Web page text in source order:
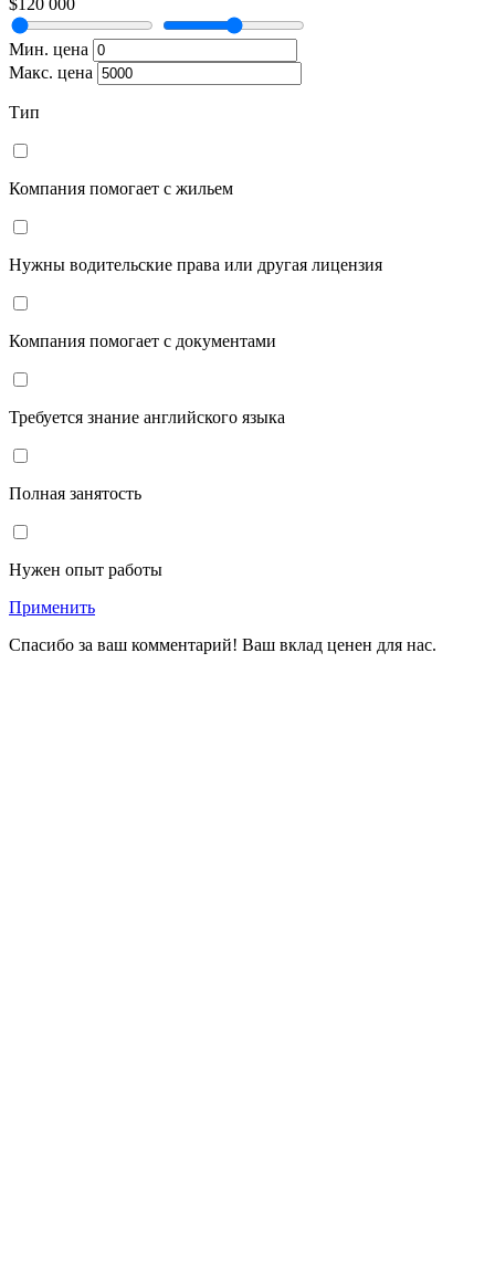
$120 000
Мин. цена
Макс. цена
Тип
Компания помогает с жильем
Нужны водительские права или другая лицензия
Компания помогает с документами
Требуется знание английского языка
Полная занятость
Нужен опыт работы
Применить
Спасибо за ваш комментарий! Ваш вклад ценен для нас.